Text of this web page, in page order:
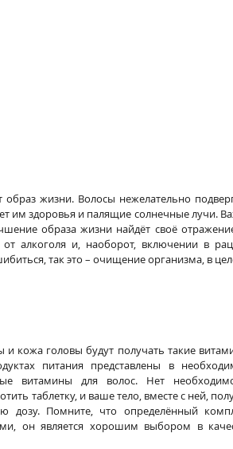
жизни. Волосы нежелательно
им здоровья и палящие солнечные лучи.
образа жизни найдёт своё
алкоголя и, наоборот, включении в
так это – очищение организма, в
кожа головы будут получать такие
питания представлены в
витамины для волос. Нет
таблетку, и ваше тело, вместе с ней,
дозу. Помните, что определённый
он является хорошим выбором в